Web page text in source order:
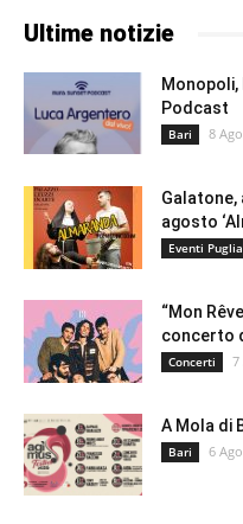
Ultime notizie
Monopoli,
Podcast
Bari 8
Galatone,
agosto
Eventi Puglia
“Mon
concerto
Concerti 7
A Mola di
Bari 6